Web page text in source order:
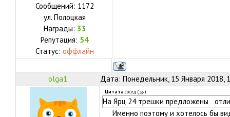
Сообщений: 1172
ул. Полоцкая
Награды: 33
Репутация: 54
Статус: оффлайн
olga1 Дата: Понедельник, 15 Января 2018,
Цитата сосед ( )
На Ярц 24 трешки предложены
Именно поэтому и хотелось бы